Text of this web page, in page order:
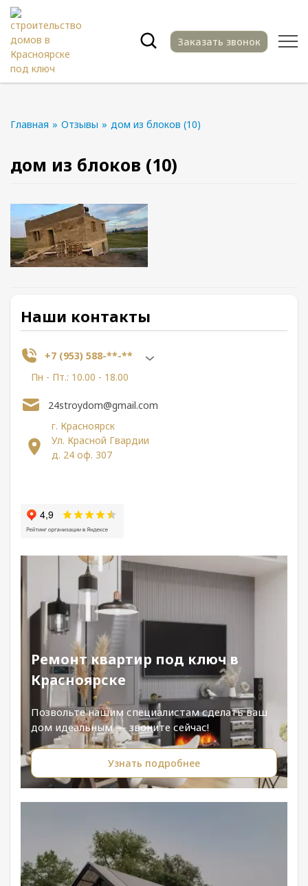
Заказать звонок
Главная » Отзывы » дом из блоков (10)
дом из блоков (10)
Наши контакты
+7 (953) 588-**-**
Пн - Пт.: 10.00 - 18.00
г. Красноярск
Ул. Красной Гвардии
д. 24 оф. 307
24stroydom@gmail.com
Ремонт квартир под ключ в
Красноярске
Позвольте нашим специалистам сделать ваш
дом идеальным — звоните сейчас!
Узнать подробнее